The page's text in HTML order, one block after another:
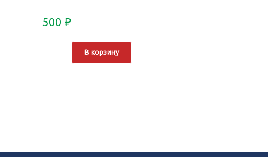
500 ₽
В корзину